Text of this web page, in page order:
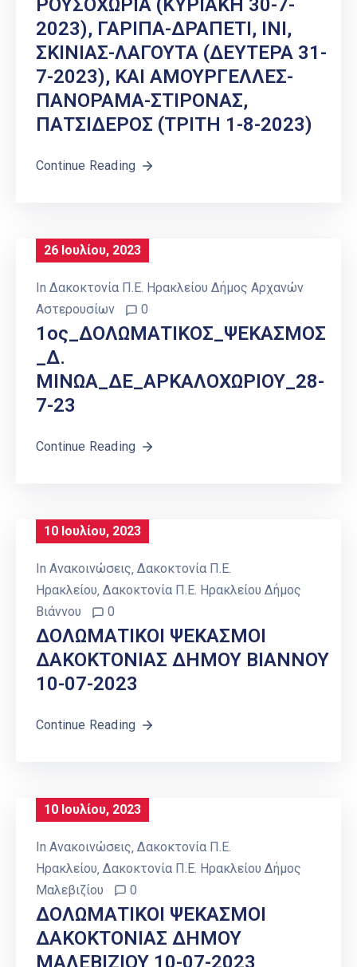
ΡΟΥΣΟΧΩΡΙΑ (ΚΥΡΙΑΚΗ 30-7-
2023), ΓΑΡΙΠΑ-ΔΡΑΠΕΤΙ, ΙΝΙ,
ΣΚΙΝΙΑΣ-ΛΑΓΟΥΤΑ (ΔΕΥΤΕΡΑ 31-
7-2023), ΚΑΙ ΑΜΟΥΡΓΕΛΛΕΣ-
ΠΑΝΟΡΑΜΑ-ΣΤΙΡΟΝΑΣ,
ΠΑΤΣΙΔΕΡΟΣ (ΤΡΙΤΗ 1-8-2023)
Continue Reading
26 Ιουλίου, 2023
In Δακοκτονία Π.Ε. Ηρακλείου Δήμος Αρχανών
Αστερουσίων
0
1ος_ΔΟΛΩΜΑΤΙΚΟΣ_ΨΕΚΑΣΜΟΣ
_Δ.
ΜΙΝΩΑ_ΔΕ_ΑΡΚΑΛΟΧΩΡΙΟΥ_28-
7-23
Continue Reading
10 Ιουλίου, 2023
In Ανακοινώσεις‚ Δακοκτονία Π.Ε.
Ηρακλείου‚ Δακοκτονία Π.Ε. Ηρακλείου Δήμος
Βιάννου
0
ΔΟΛΩΜΑΤΙΚΟΙ ΨΕΚΑΣΜΟΙ
ΔΑΚΟΚΤΟΝΙΑΣ ΔΗΜΟΥ ΒΙΑΝΝΟΥ
10-07-2023
Continue Reading
10 Ιουλίου, 2023
In Ανακοινώσεις Δακοκτονία Π.Ε.
Ηρακλείου Δακοκτονία Π.Ε. Ηρακλείου Δήμος
Μαλεβιζίου
0
ΔΟΛΩΜΑΤΙΚΟΙ ΨΕΚΑΣΜΟΙ
ΔΑΚΟΚΤΟΝΙΑΣ ΔΗΜΟΥ
ΜΑΛΕΒΙΖΙΟΥ 10-07-2023